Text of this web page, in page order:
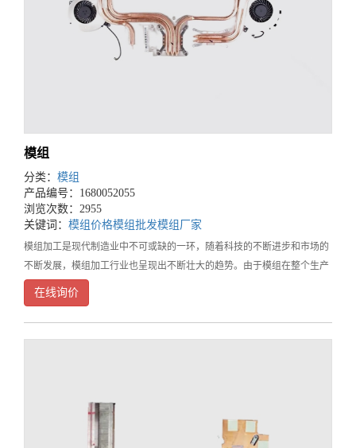
模组
分类： 模组
产品编号：1680052055
浏览次数：2955
关键词： 模组价格模组批发模组厂家
模组加工是现代制造业中不可或缺的一环，随着科技的不断进步和市场的
不断发展，模组加工行业也呈现出不断壮大的趋势。由于模组在整个生产
领域中的重要性，而为了能够获得优异的产品质量和良好的生产效率，我
们必须选择一家优质的模组加工厂家。如何选择优质模
在线询价